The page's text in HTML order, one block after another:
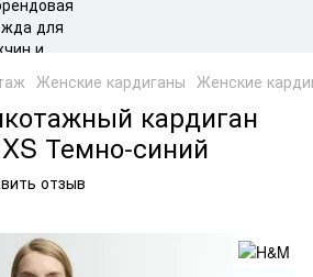
Женские кардиганы Женские
кардиган
Темно-синий
отзыв